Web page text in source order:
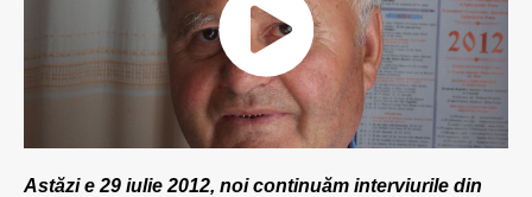
Astăzi e 29 iulie 2012, noi continuăm interviurile din